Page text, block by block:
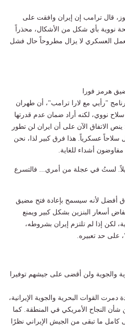
قال ترامب إن إيران وافقت على
نووية بأي شكل من الأشكال، محذراً
العسكري لا يزال مطروحاً حال فشل
هرمز فورا
"رأيي مع لارا ترامب"، أن طهران
نووي، لكنه أراد ضمان عدم قدرتها
الاتفاق الآن على أن ايران لن تطور
عسكرياً. هذا فرق كبير لذا، نحن
أشداء للغاية.
لستُ في عجلة من أمري... فالتسرع
أفضل لأنه سيسمح بإعادة فتح مضيق
أسعار البنزين بشكل كبير ويمنع
لكن إذا لم تلتزم إيران بشروطه،
على حد تعبيره.
والجوية ولن أقضى على جيشهم توفيرا
دمرت القوات البحرية والجوية الإيرانية،
شأن النجاح الأمريكي في المنطقة. كما
ما تبقى من الجيش الإيراني نظرًا